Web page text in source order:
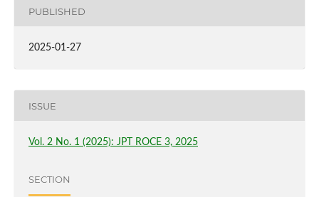
PUBLISHED
2025-01-27
ISSUE
Vol. 2 No. 1 (2025): JPT ROCE 3, 2025
SECTION